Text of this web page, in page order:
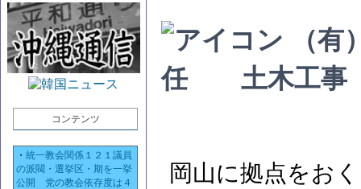
コンテンツ
・ 統一教会関係１２１議員
の派閥・選挙区・期を一挙
公開 党の教会依存度は４
（有
任 土木工事
岡山に拠点をお